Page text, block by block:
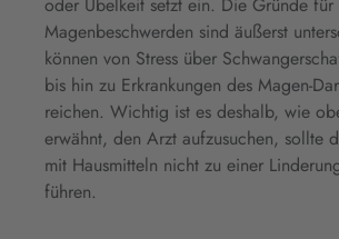
Magenbeschwerden sind äußerst
können von Stress über
bis hin zu Erkrankungen des Magen-
reichen. Wichtig ist es deshalb, wie
erwähnt, den Arzt aufzusuchen, sollte
mit Hausmitteln nicht zu einer
führen.